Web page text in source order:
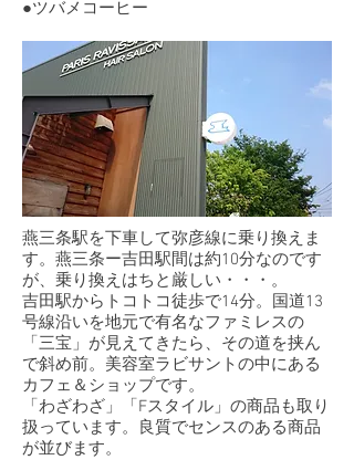
●ツバメコーヒー
​燕三条駅を下車して弥彦線に乗り換えま
す。燕三条ー吉田駅間は約10分なのです
が、乗り換えはちと厳しい・・・。
吉田駅からトコトコ徒歩で14分。国道13
号線沿いを地元で有名なファミレスの
「三宝」が見えてきたら、その道を挟ん
で斜め前。美容室ラビサントの中にある
カフェ＆ショップです。
「わざわざ」「Fスタイル」の商品も取り
扱っています。良質でセンスのある商品
が並びます。